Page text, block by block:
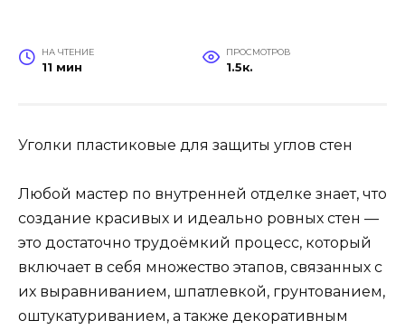
НА ЧТЕНИЕ
11 мин
ПРОСМОТРОВ
1.5к.
Уголки пластиковые для защиты углов стен
Любой мастер по внутренней отделке знает, что
создание красивых и идеально ровных стен —
это достаточно трудоёмкий процесс, который
включает в себя множество этапов, связанных с
их выравниванием, шпатлевкой, грунтованием,
оштукатуриванием, а также декоративным